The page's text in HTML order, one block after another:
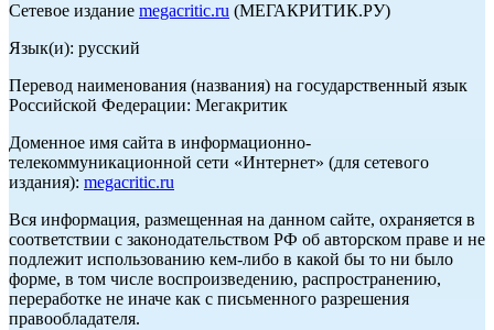
Сетевое издание megacritic.ru (МЕГАКРИТИК.РУ)
Язык(и): русский
Перевод наименования (названия) на государственный язык
Российской Федерации: Мегакритик
Доменное имя сайта в информационно-
телекоммуникационной сети «Интернет» (для сетевого
издания): megacritic.ru
Вся информация, размещенная на данном сайте, охраняется в
соответствии с законодательством РФ об авторском праве и не
подлежит использованию кем-либо в какой бы то ни было
форме, в том числе воспроизведению, распространению,
переработке не иначе как с письменного разрешения
правообладателя.